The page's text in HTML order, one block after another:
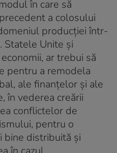
în care să
a colosului
producției într-
Statele Unite și
ar trebui să
pentru a remodela
ale finanțelor și ale
în vederea creării
conflictelor de
pentru o
bine distribuită și